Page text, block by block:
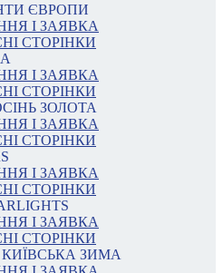
ЄВРОПИ
І ЗАЯВКА
СТОРІНКИ
І ЗАЯВКА
СТОРІНКИ
ЗОЛОТА
І ЗАЯВКА
СТОРІНКИ
І ЗАЯВКА
СТОРІНКИ
І ЗАЯВКА
СТОРІНКИ
ЗИМА